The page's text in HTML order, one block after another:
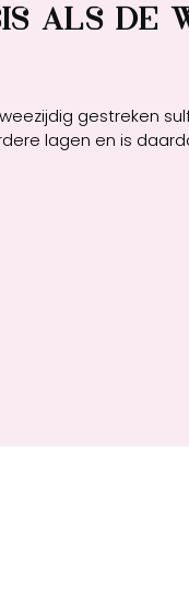
als de
gestreken
lagen en is